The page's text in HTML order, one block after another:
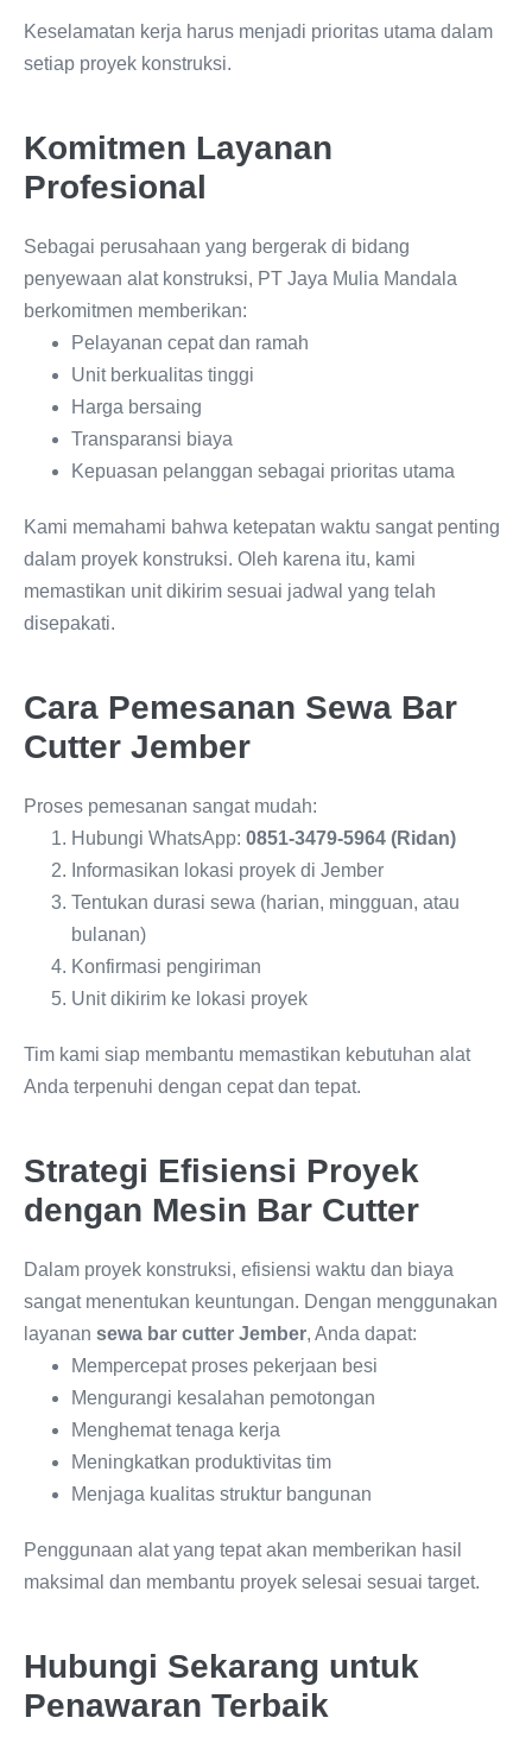
Keselamatan kerja harus menjadi prioritas utama dalam
setiap proyek konstruksi.
Komitmen Layanan
Profesional
Sebagai perusahaan yang bergerak di bidang
penyewaan alat konstruksi, PT Jaya Mulia Mandala
berkomitmen memberikan:
Pelayanan cepat dan ramah
Unit berkualitas tinggi
Harga bersaing
Transparansi biaya
Kepuasan pelanggan sebagai prioritas utama
Kami memahami bahwa ketepatan waktu sangat penting
dalam proyek konstruksi. Oleh karena itu, kami
memastikan unit dikirim sesuai jadwal yang telah
disepakati.
Cara Pemesanan Sewa Bar
Cutter Jember
Proses pemesanan sangat mudah:
Hubungi WhatsApp: 0851-3479-5964 (Ridan)
Informasikan lokasi proyek di Jember
Tentukan durasi sewa (harian, mingguan, atau
bulanan)
Konfirmasi pengiriman
Unit dikirim ke lokasi proyek
Tim kami siap membantu memastikan kebutuhan alat
Anda terpenuhi dengan cepat dan tepat.
Strategi Efisiensi Proyek
dengan Mesin Bar Cutter
Dalam proyek konstruksi, efisiensi waktu dan biaya
sangat menentukan keuntungan. Dengan menggunakan
layanan sewa bar cutter Jember, Anda dapat:
Mempercepat proses pekerjaan besi
Mengurangi kesalahan pemotongan
Menghemat tenaga kerja
Meningkatkan produktivitas tim
Menjaga kualitas struktur bangunan
Penggunaan alat yang tepat akan memberikan hasil
maksimal dan membantu proyek selesai sesuai target.
Hubungi Sekarang untuk
Penawaran Terbaik